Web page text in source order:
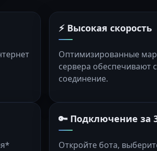
⚡ Высокая скорость
Оптимизированные
сервера обеспечивают
соединение.
🔑 Подключение за
Откройте бота,